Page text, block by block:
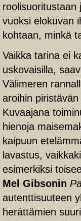
roolisuoritustaan
vuoksi elokuvan
kohtaan, minkä
Vaikka tarina ei
uskovaisilla,
Välimeren
aroihin
Kuvaajana
hienoja
kaipuun
lavastus,
esimerkiksi
Mel Gibsonin
autenttisuuteen
herättämien